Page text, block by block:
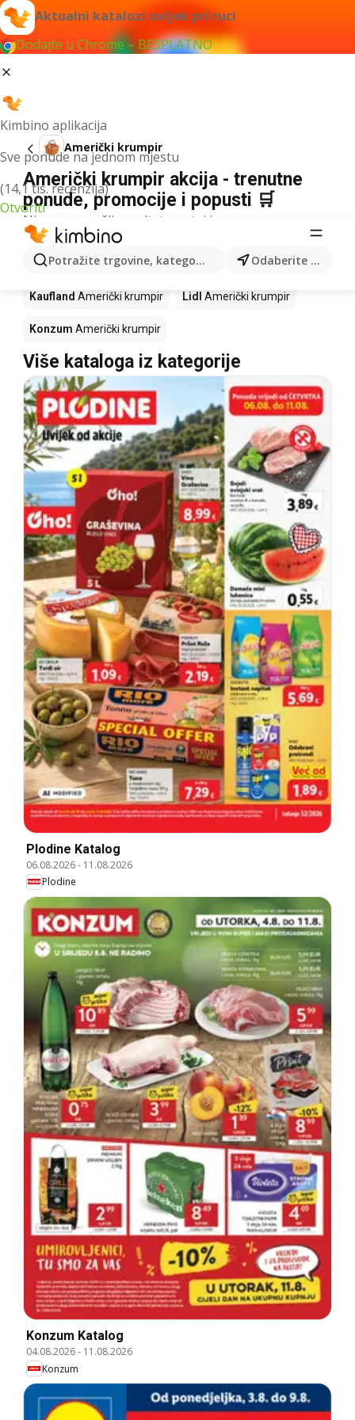
Aktualni katalozi uvijek pri ruci
Dodajte u Chrome – BESPLATNO
Kimbino aplikacija
Sve ponude na jednom mjestu
(14,1 tis. recenzija)
Otvoriti
Potražite trgovine, kategorije, proizvode... Odaberite grad
Američki krumpir
Američki krumpir akcija - trenutne
ponude, promocije i popusti 🛒
Nismo pronašli rezultate za taj izraz.
Američki krumpir u akciji - Gdje
kupiti?
Kaufland Američki krumpir Lidl Američki krumpir
Konzum Američki krumpir
Više kataloga iz kategorije
Plodine Katalog
06.08.2026- 11.08.2026
Plodine
Konzum Katalog
04.08.2026- 11.08.2026
Konzum